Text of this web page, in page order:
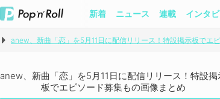
新着 ニュース 連載 インタビ
anew、新曲「恋」を5月11日に配信リリース！特設掲示板でエピソード募集も
anew、新曲「恋」を5月11日に配信リリース！特設掲
板でエピソード募集もの画像まとめ